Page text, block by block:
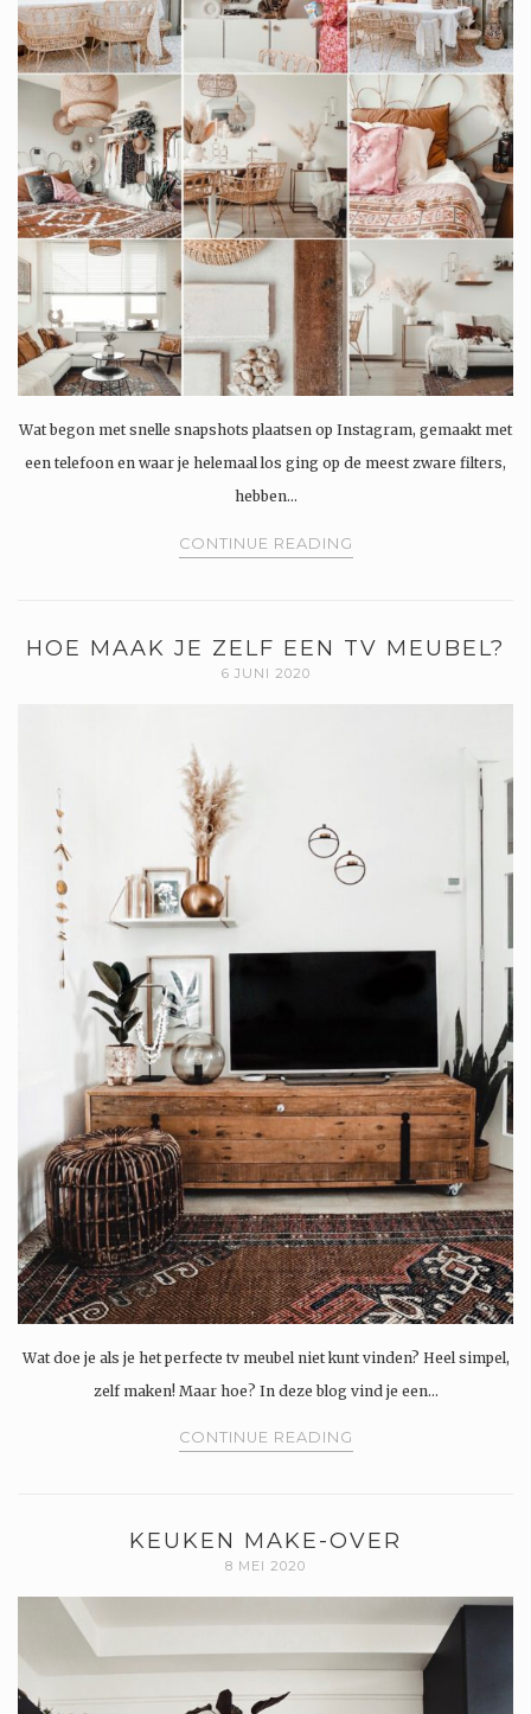
Wat begon met snelle snapshots plaatsen op Instagram, gemaakt met
een telefoon en waar je helemaal los ging op de meest zware filters,
hebben…
CONTINUE READING
HOE MAAK JE ZELF EEN TV MEUBEL?
6 JUNI 2020
Wat doe je als je het perfecte tv meubel niet kunt vinden? Heel simpel,
zelf maken! Maar hoe? In deze blog vind je een…
CONTINUE READING
KEUKEN MAKE-OVER
8 MEI 2020